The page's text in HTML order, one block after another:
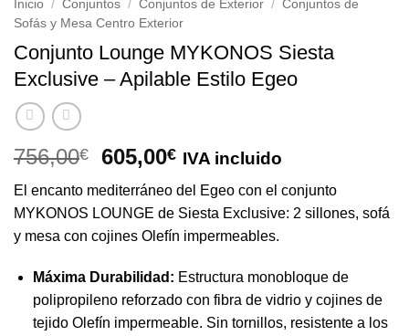
Inicio / Conjuntos / Conjuntos de Exterior / Conjuntos de
Sofás y Mesa Centro Exterior
Conjunto Lounge MYKONOS Siesta
Exclusive – Apilable Estilo Egeo
756,00€
El
precio
original
era:
756,00€.
605,00€El
actual
es:
605,00€.
IVA incluido
El encanto mediterráneo del Egeo con el conjunto
MYKONOS LOUNGE de Siesta Exclusive: 2 sillones, sofá
y mesa con cojines Olefín impermeables.
Máxima Durabilidad: Estructura monobloque de
polipropileno reforzado con fibra de vidrio y cojines de
tejido Olefín impermeable. Sin tornillos, resistente a los